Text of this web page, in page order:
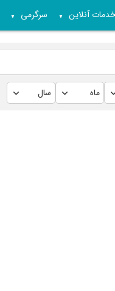
آنلاین ▼ سرگرمی ▼